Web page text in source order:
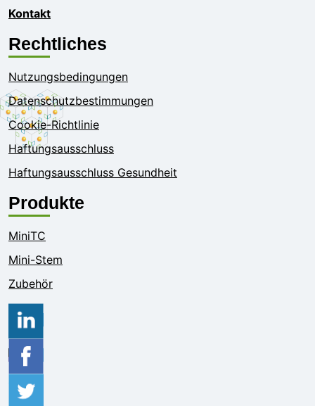
Kontakt
Rechtliches
Nutzungsbedingungen
Datenschutzbestimmungen
Cookie-Richtlinie
Haftungsausschluss
Haftungsausschluss Gesundheit
Produkte
MiniTC
Mini-Stem
Zubehör